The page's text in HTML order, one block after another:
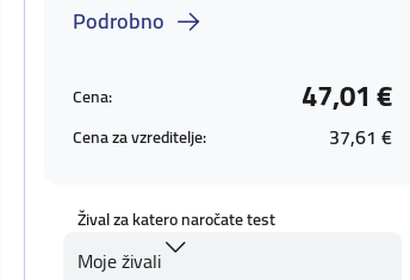
Podrobno
Cena: 47,01 €
Cena za vzreditelje: 37,61 €
Žival za katero naročate test
Moje živali